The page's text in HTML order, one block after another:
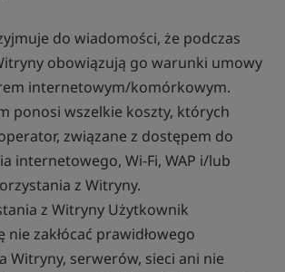
do wiadomości, że podczas
obowiązują go warunki umowy
internetowym/komórkowym.
ponosi wszelkie koszty, których
związane z dostępem do
internetowego, Wi-Fi, WAP i/lub
z Witryny.
z Witryny Użytkownik
nie zakłócać prawidłowego
Witryny, serwerów, sieci ani nie